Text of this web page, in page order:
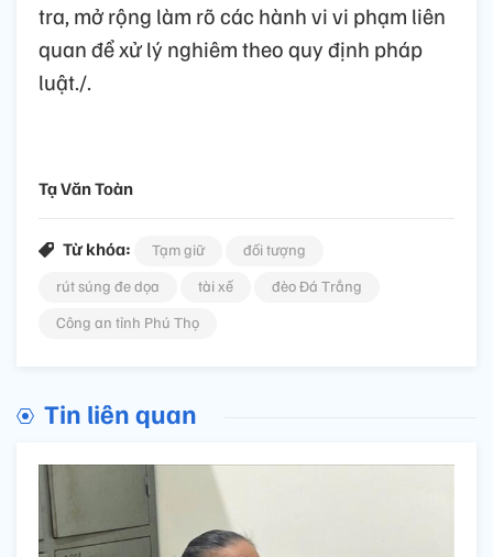
tra, mở rộng làm rõ các hành vi vi phạm liên
quan để xử lý nghiêm theo quy định pháp
luật./.
Tạ Văn Toàn
Từ khóa: Tạm giữ
đối tượng
rút súng đe dọa
tài xế
đèo Đá Trắng
Công an tỉnh Phú Thọ
Tin liên quan